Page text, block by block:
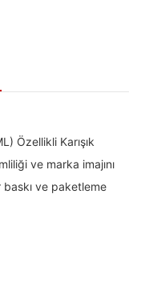
Özellikli Karışık
ve marka imajını
ve paketleme